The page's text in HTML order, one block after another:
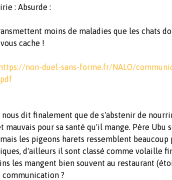
: Absurde :
moins de maladies que les chats
cache !
https://non-duel-sans-forme.fr/NALO/
dit finalement que de s'abstenir de
mauvais pour sa santé qu'il mange. Père Ubu
les pigeons harets ressemblent beaucoup
d'ailleurs il sont classé comme volaille
les mangent bien souvent au restaurant
?